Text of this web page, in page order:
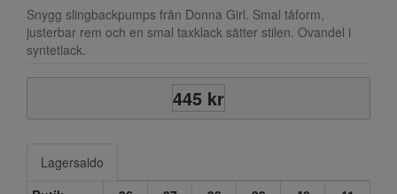
Snygg slingbackpumps från Donna Girl. Smal tåform,
justerbar rem och en smal taxklack sätter stilen. Ovandel i
syntetlack.
445 kr
Lagersaldo